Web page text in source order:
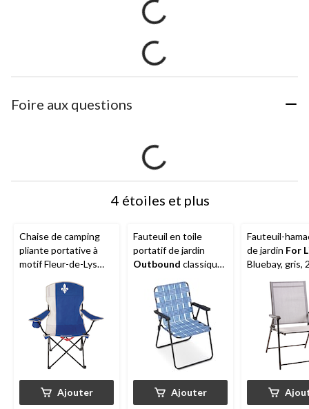
Foire aux questions
4 étoiles et plus
Chaise de camping
pliante portative à
motif Fleur-de-Lys
et sangle de
transport
Ajouter
Fauteuil en toile
portatif de jardin
Outbound classique,
Ajouter
Fauteuil-
de jardin For
Bluebay, gris,